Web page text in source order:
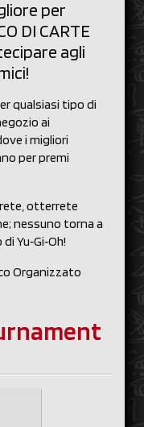
per
DI CARTE
agli
qualsiasi tipo di
ai
i migliori
per premi
otterrete
nessuno torna a
Yu‑Gi‑Oh!
Organizzato